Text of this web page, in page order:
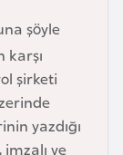
şöyle
şirketi
yazdığı
ve